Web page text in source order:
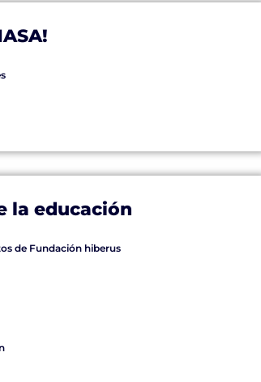
la educación
de Fundación hiberus